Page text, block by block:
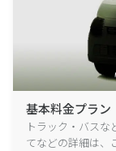
基本料金プラン
トラック・バス
てなどの詳細は、